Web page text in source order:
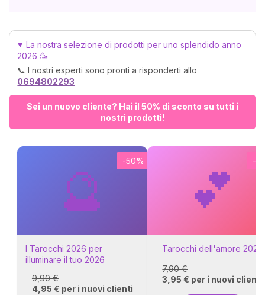
La nostra selezione di prodotti per uno splendido anno
2026 🥳
📞 I nostri esperti sono pronti a risponderti allo
0694802293
Sei un nuovo cliente? Hai il 50% di sconto su tutti i
nostri prodotti!
-50%
🔮
I Tarocchi 2026 per
illuminare il tuo 2026
9,90 €
4,95 € per i nuovi clienti
-
💕
Tarocchi dell'amore 2026
7,90 €
3,95 € per i nuovi clienti